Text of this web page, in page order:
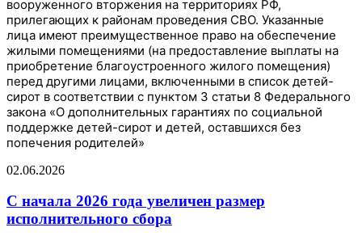
вооруженного вторжения на территориях РФ,
прилегающих к районам проведения СВО. Указанные
лица имеют преимущественное право на обеспечение
жилыми помещениями (на предоставление выплаты на
приобретение благоустроенного жилого помещения)
перед другими лицами, включенными в список детей-
сирот в соответствии с пунктом 3 статьи 8 Федерального
закона «О дополнительных гарантиях по социальной
поддержке детей-сирот и детей, оставшихся без
попечения родителей»
02.06.2026
С начала 2026 года увеличен размер
исполнительного сбора